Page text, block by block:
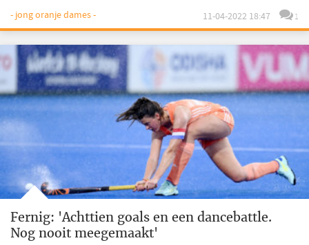
- jong oranje dames - 11-04-2022 18:47 1
Fernig: 'Achttien goals en een dancebattle.
Nog nooit meegemaakt'